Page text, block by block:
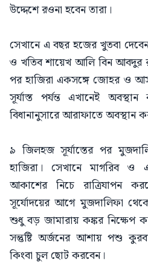
উদ্দেশে রওনা হবেন তারা।
সেখানে এ বছর হজের খুতবা
ও খতিব শায়েখ আলি বিন আবদুর
পর হাজিরা একসঙ্গে জোহর ও
সূর্যাস্ত পর্যন্ত এখানেই
বিধানানুসারে আরাফাতে অবস্থান
৯ জিলহজ সূর্যাস্তের পর
হাজিরা। সেখানে মাগরিব ও
আকাশের নিচে রাত্রিযাপন
সূর্যোদয়ের আগে মুজদালিফা
শুধু বড় জামারায় কঙ্কর নিক্ষেপ
সন্তুষ্টি অর্জনের আশায় পশু
কিংবা চুল ছোট করবেন।